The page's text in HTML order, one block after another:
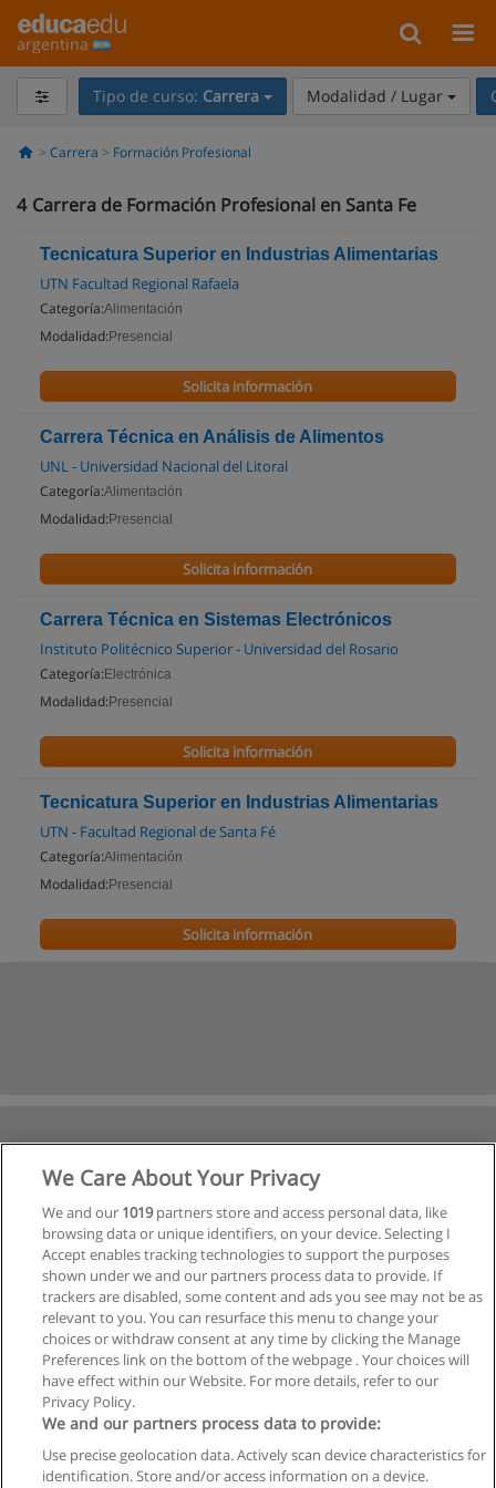
argentina
Tipo de curso: Carrera Modalidad / Lugar
Carrera Formación Profesional
4 Carrera de Formación Profesional en Santa Fe
Tecnicatura Superior en Industrias Alimentarias
UTN Facultad Regional Rafaela
Categoría:Alimentación
Modalidad: Presencial
Solicita información
Carrera Técnica en Análisis de Alimentos
UNL - Universidad Nacional del Litoral
Categoría:Alimentación
Modalidad: Presencial
Solicita información
Carrera Técnica en Sistemas Electrónicos
Instituto Politécnico Superior - Universidad del Rosario
Categoría: Electrónica
Modalidad: Presencial
Solicita información
Tecnicatura Superior en Industrias Alimentarias
UTN - Facultad Regional de Santa Fé
Categoría:Alimentación
Modalidad: Presencial
Solicita información
Reglas de uso
We Care About Your Privacy
We and our 1019partners store and access personal data, like
browsing data or unique identifiers, on your device. Selecting I
Accept enables tracking technologies to support the purposes
shown under we and our partners process data to provide. If
trackers are disabled, some content and ads you see may not be as
relevant to you. You can resurface this menu to change your
choices or withdraw consent at any time by clicking the Manage
Preferences link on the bottom of the webpage . Your choices will
have effect within our Website. For more details, refer to our
Privacy Policy.
We and our partners process data to provide:
Use precise geolocation data. Actively scan device characteristics for
identification. Store and/or access information on a device.